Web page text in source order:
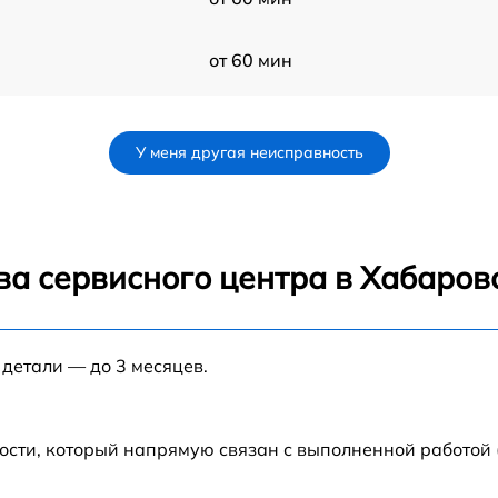
от 60 мин
У меня другая неисправность
сервисного центра в
— до 3 месяцев.
который напрямую связан с выполненной